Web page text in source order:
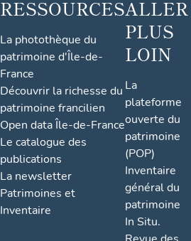
RESSOURCES
La photothèque du
patrimoine d'Île-de-
France
Découvrir la richesse du
patrimoine francilien
Open data Île-de-France
Le catalogue des
publications
La newsletter
Patrimoines et
Inventaire
ALLER
PLUS
LOIN
La
plateforme
ouverte du
patrimoine
(POP)
Inventaire
général du
patrimoine
In Situ.